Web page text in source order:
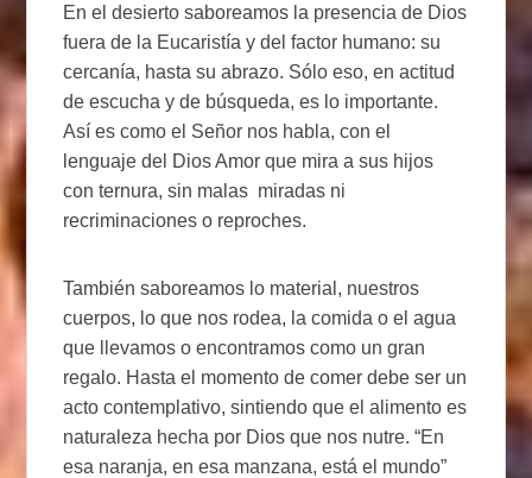
En el desierto saboreamos la presencia de Dios
fuera de la Eucaristía y del factor humano: su
cercanía, hasta su abrazo. Sólo eso, en actitud
de escucha y de búsqueda, es lo importante.
Así es como el Señor nos habla, con el
lenguaje del Dios Amor que mira a sus hijos
con ternura, sin malas miradas ni
recriminaciones o reproches.
También saboreamos lo material, nuestros
cuerpos, lo que nos rodea, la comida o el agua
que llevamos o encontramos como un gran
regalo. Hasta el momento de comer debe ser un
acto contemplativo, sintiendo que el alimento es
naturaleza hecha por Dios que nos nutre. “En
esa naranja, en esa manzana, está el mundo”